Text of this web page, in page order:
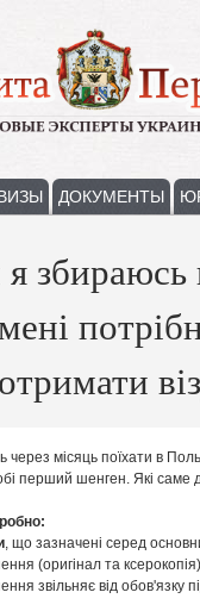
ДОКУМЕНТЫ
збираюсь
через місяць поїхати в
перший шенген. Які саме
, що зазначені серед
(оригінал та
звільняє від обов'язку